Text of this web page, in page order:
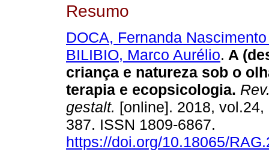
Resumo
DOCA, Fernanda
BILIBIO, Marco Aurélio. A
criança e natureza sob o
terapia e ecopsicologia.
gestalt. [online]. 2018, vol.24,
387. ISSN 1809-6867.
https://doi.org/10.18065/